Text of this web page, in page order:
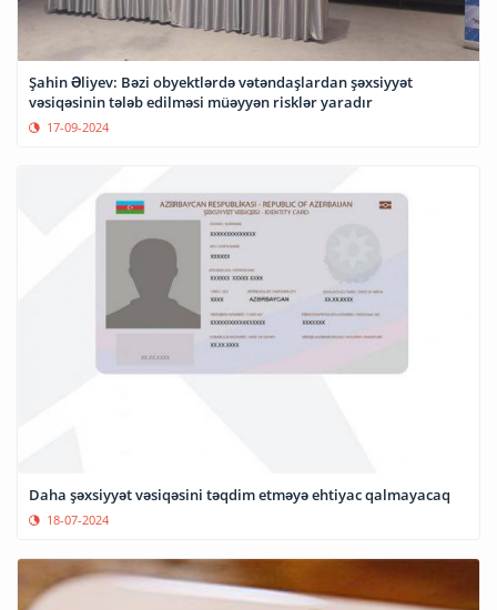
Şahin Əliyev: Bəzi obyektlərdə vətəndaşlardan şəxsiyyət
vəsiqəsinin tələb edilməsi müəyyən risklər yaradır
17-09-2024
Daha şəxsiyyət vəsiqəsini təqdim etməyə ehtiyac qalmayacaq
18-07-2024